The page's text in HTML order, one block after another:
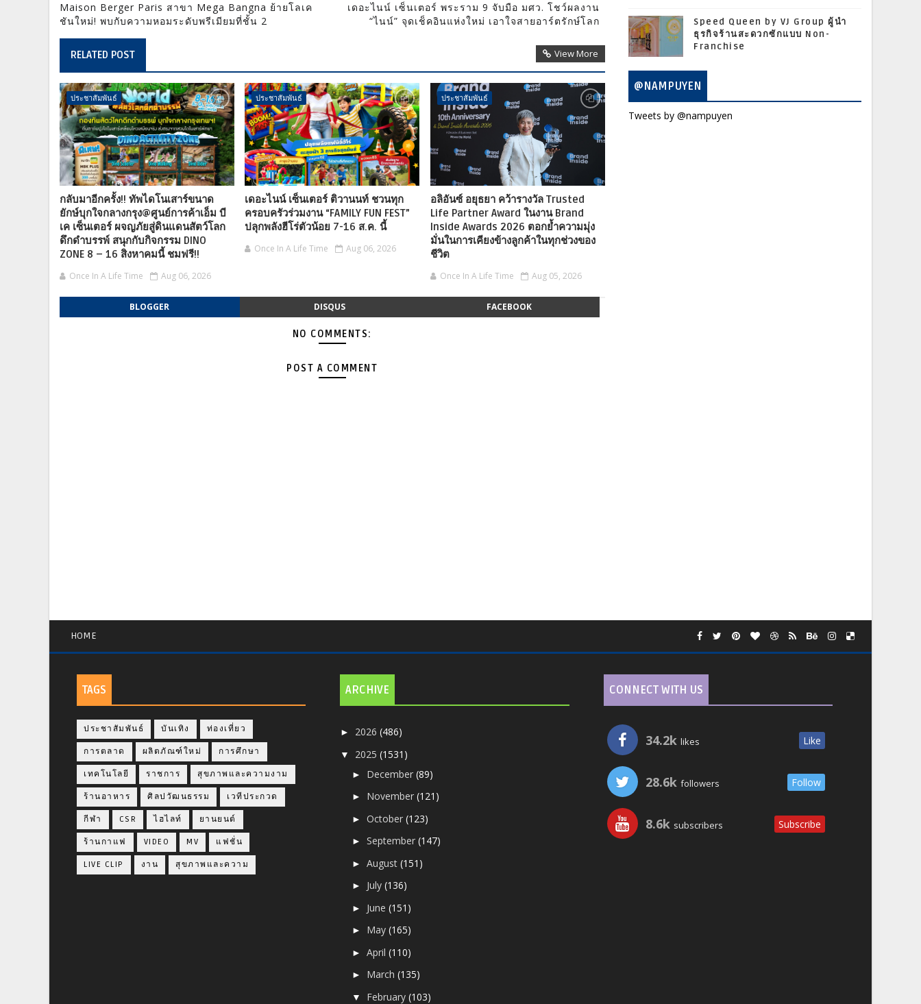
Maison Berger Paris สาขา Mega Bangna ย้ายโลเค
ชันใหม่! พบกับความหอมระดับพรีเมียมที่ชั้น 2
เดอะไนน์ เซ็นเตอร์ พระราม 9 จับมือ มศว. โชว์ผลงาน
“ไนน์” จุดเช็คอินแห่งใหม่ เอาใจสายอาร์ตรักษ์โลก
RELATED POST View More
ประชาสัมพันธ์
กลับมาอีกครั้ง!! ทัพไดโนเสาร์ขนาด
ยักษ์บุกใจกลางกรุง@ศูนย์การค้าเอ็ม บี
เค เซ็นเตอร์ ผจญภัยสู่ดินแดนสัตว์โลก
ดึกดำบรรพ์ สนุกกับกิจกรรม DINO
ZONE 8 – 16 สิงหาคมนี้ ชมฟรี!!
Once In A Life Time Aug 06, 2026
ประชาสัมพันธ์
เดอะไนน์ เซ็นเตอร์ ติวานนท์ ชวนทุก
ครอบครัวร่วมงาน “FAMILY FUN FEST”
ปลุกพลังฮีโร่ตัวน้อย 7-16 ส.ค. นี้
Once In A Life Time Aug 06, 2026
ประชาสัมพันธ์
อลิอันซ์ อยุธยา คว้ารางวัล Trusted
Life Partner Award ในงาน Brand
Inside Awards 2026 ตอกย้ำความมุ่ง
มั่นในการเคียงข้างลูกค้าในทุกช่วงของ
ชีวิต
Once In A Life Time Aug 05, 2026
BLOGGER DISQUS FACEBOOK
NO COMMENTS:
POST A COMMENT
Speed Queen by VJ Group ผู้นำ
ธุรกิจร้านสะดวกซักแบบ Non-
Franchise
@NAMPUYEN
Tweets by @nampuyen
HOME
TAGS
ประชาสัมพันธ์ บันเทิง ท่องเที่ยว
การตลาด ผลิตภัณฑ์ใหม่ การศึกษา
เทคโนโลยี ราชการ สุขภาพและความงาม
ร้านอาหาร ศิลปวัฒนธรรม เวทีประกวด
กีฬา CSR ไฮไลท์ ยานยนต์
ร้านกาแฟ VIDEO MV แฟชั่น
LIVE CLIP งาน สุขภาพและความ
ARCHIVE
► 2026(486)
▼ 2025(1531)
► December(89)
► November(121)
►October(123)
►September(147)
►August(151)
► July(136)
► June(151)
► May(165)
►April(110)
► March(135)
▼ February(103)
CONNECT WITH US
34.2k likes Like
28.6k followers Follow
8.6k subscribers Subscribe